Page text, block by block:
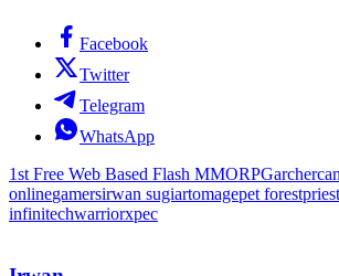
Facebook
Twitter
Telegram
WhatsApp
1st Free Web Based Flash MMORPGarcher
onlinegamersirwan sugiartomagepet forestpriest
infinitechwarriorxpec